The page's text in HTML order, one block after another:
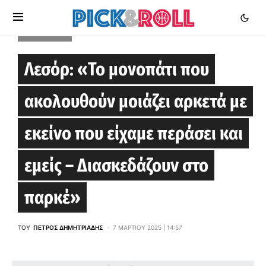
Λεσόρ: «Το μονοπάτι που
ακολουθούν μοιάζει αρκετά με
εκείνο που είχαμε περάσει και
εμείς – Διασκεδάζουν στο
παρκέ»
ΤΟΥ ΠΈΤΡΟΣ ΔΗΜΗΤΡΙΆΔΗΣ 7 ΜΑΡΤΊΟΥ 2025 | 14:57